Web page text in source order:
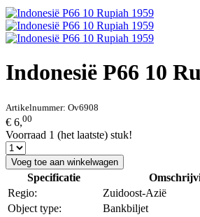
Indonesië P66 10
Artikelnummer: Ov6908
€ 6,00
Voorraad 1 (het laatste) stuk!
Voeg toe aan winkelwagen
Specificatie
Regio:
Zuidoost-Azië
Object type:
Bankbiljet